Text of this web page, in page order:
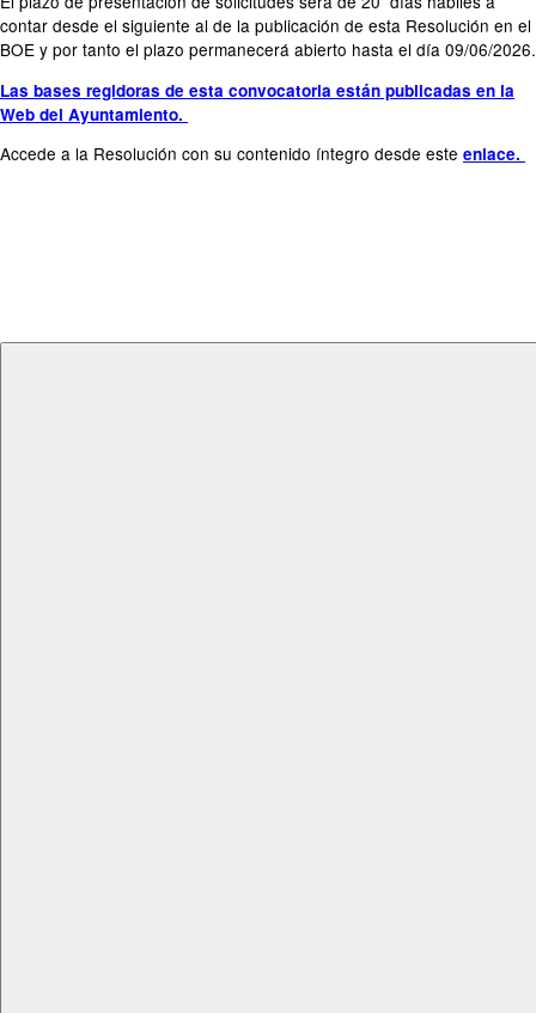
contar desde el siguiente al de la publicación de esta Resolución en el
BOE y por tanto el plazo permanecerá abierto hasta el día 09/06/2026.
Las bases regidoras de esta convocatoria están publicadas en la
Web del Ayuntamiento.
Accede a la Resolución con su contenido íntegro desde este enlace.